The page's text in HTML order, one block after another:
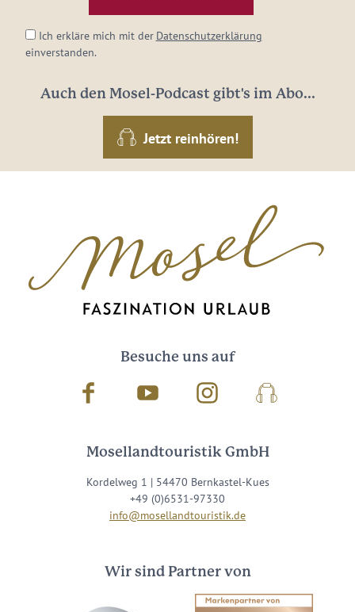
Ich erkläre mich mit der Datenschutzerklärung
einverstanden.
Auch den Mosel-Podcast gibt's im Abo...
Jetzt reinhören!
Besuche uns auf
Facebook Youtube InstagramPodcast
Mosellandtouristik GmbH
Kordelweg 1 | 54470 Bernkastel-Kues
+49 (0)6531-97330
info@mosellandtouristik.de
Wir sind Partner von